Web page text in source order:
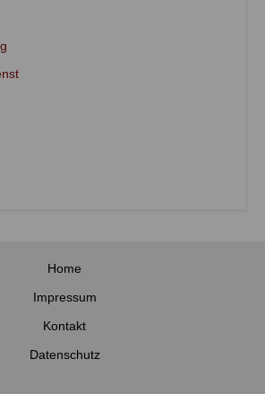
Home
Impressum
Kontakt
Datenschutz